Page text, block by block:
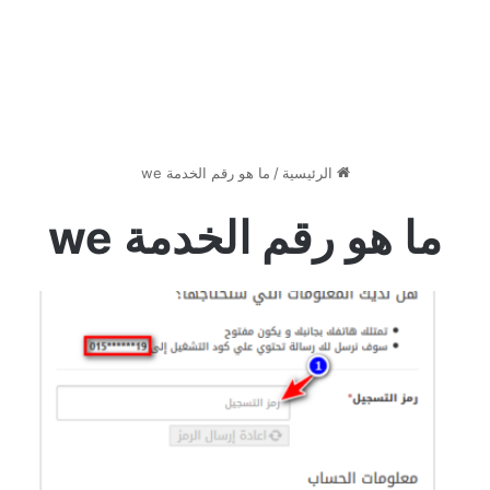
الرئيسية / ما هو رقم الخدمة we
ما هو رقم الخدمة we